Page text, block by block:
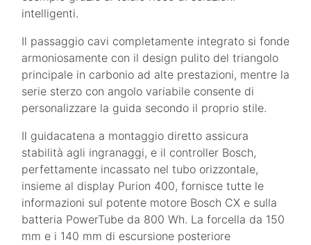
intelligenti.
Il passaggio cavi completamente integrato si fonde
armoniosamente con il design pulito del triangolo
principale in carbonio ad alte prestazioni, mentre la
serie sterzo con angolo variabile consente di
personalizzare la guida secondo il proprio stile.
Il guidacatena a montaggio diretto assicura
stabilità agli ingranaggi, e il controller Bosch,
perfettamente incassato nel tubo orizzontale,
insieme al display Purion 400, fornisce tutte le
informazioni sul potente motore Bosch CX e sulla
batteria PowerTube da 800 Wh. La forcella da 150
mm e i 140 mm di escursione posteriore